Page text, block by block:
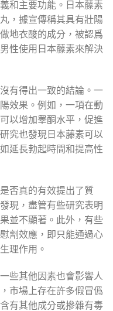
和主要功能。日本藤素
，據宣傳稱其具有壯陽
地衣酸的成分，被認爲
性使用日本藤素來解決
有得出一致的結論。一
效果。例如，一項在動
以增加睾酮水平，促進
究也發現日本藤素可以
延長勃起時間和提高性
否真的有效提出了質
現，盡管有些研究表明
並不顯著。此外，有些
劑效應，即只能通過心
理作用。
些其他因素也會影響人
市場上存在許多假冒僞
有其他成分或摻雜有毒